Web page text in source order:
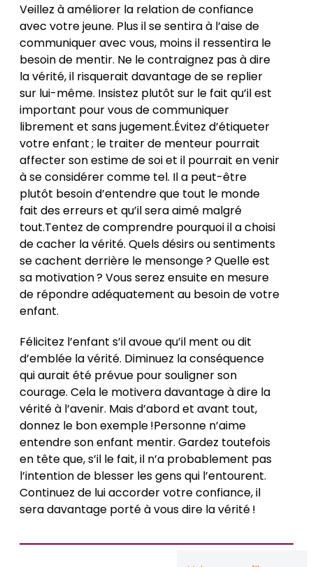
Veillez à améliorer la relation de confiance
avec votre jeune. Plus il se sentira à l’aise de
communiquer avec vous, moins il ressentira le
besoin de mentir. Ne le contraignez pas à dire
la vérité, il risquerait davantage de se replier
sur lui-même. Insistez plutôt sur le fait qu’il est
important pour vous de communiquer
librement et sans jugement.Évitez d’étiqueter
votre enfant ; le traiter de menteur pourrait
affecter son estime de soi et il pourrait en venir
à se considérer comme tel. Il a peut-être
plutôt besoin d’entendre que tout le monde
fait des erreurs et qu’il sera aimé malgré
tout.Tentez de comprendre pourquoi il a choisi
de cacher la vérité. Quels désirs ou sentiments
se cachent derrière le mensonge ? Quelle est
sa motivation ? Vous serez ensuite en mesure
de répondre adéquatement au besoin de votre
enfant.
Félicitez l’enfant s’il avoue qu’il ment ou dit
d’emblée la vérité. Diminuez la conséquence
qui aurait été prévue pour souligner son
courage. Cela le motivera davantage à dire la
vérité à l’avenir. Mais d’abord et avant tout,
donnez le bon exemple !Personne n’aime
entendre son enfant mentir. Gardez toutefois
en tête que, s’il le fait, il n’a probablement pas
l’intention de blesser les gens qui l’entourent.
Continuez de lui accorder votre confiance, il
sera davantage porté à vous dire la vérité !